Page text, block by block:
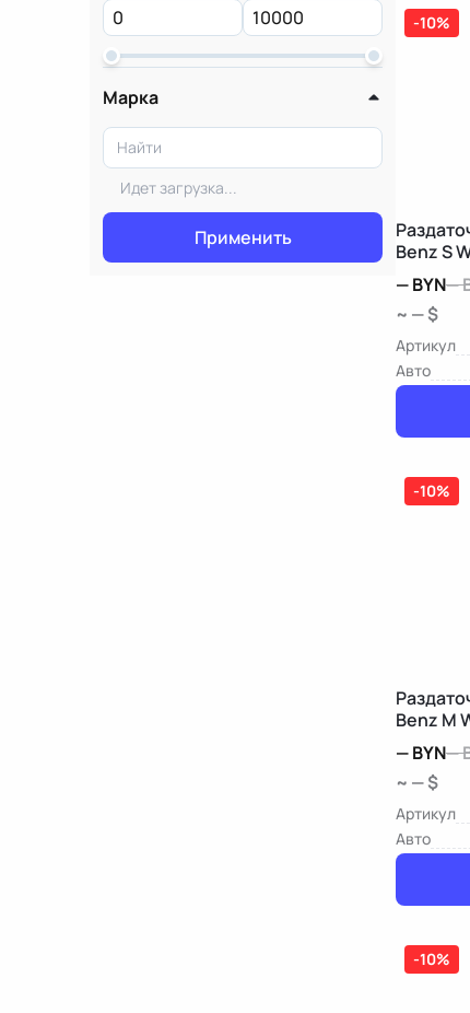
Марка
Идет загрузка...
Применить
-10%
Benz S
—BYN—
~ — $
Артикул
Авто
-10%
Benz M
—BYN—
~ — $
Артикул
Авто
-10%